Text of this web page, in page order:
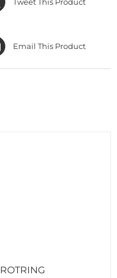
Email This Product
ROTRING